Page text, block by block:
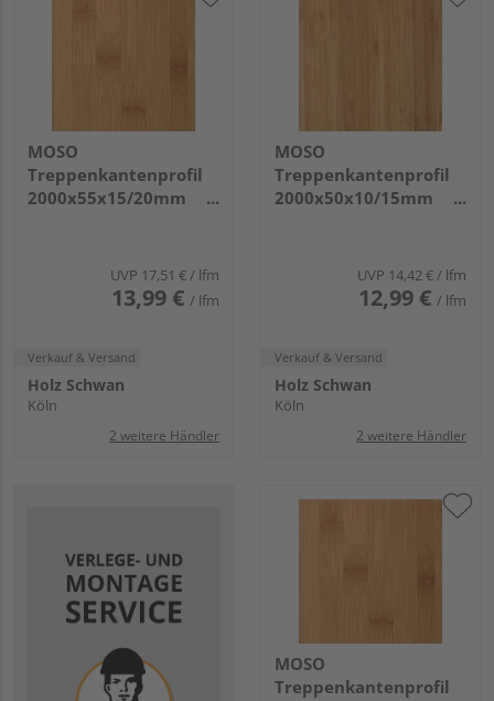
MOSO
Treppenkantenprofil
2000x55x15/20mm
UVP 17,51 €/ lfm
13,99 € / lfm
Verkauf & Versand
Holz Schwan
Köln
2 weitere Händler
MOSO
Treppenkantenprofil
2000x50x10/15mm
UVP 14,42 €/ lfm
12,99 € / lfm
Verkauf & Versand
Holz Schwan
Köln
2 weitere Händler
MOSO
Treppenkantenprofil